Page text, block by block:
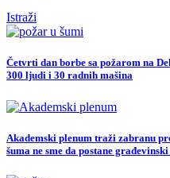
Istraži
Četvrti dan borbe sa požarom na
300 ljudi i 30 radnih mašina
Akademski plenum traži zabranu
šuma ne sme da postane